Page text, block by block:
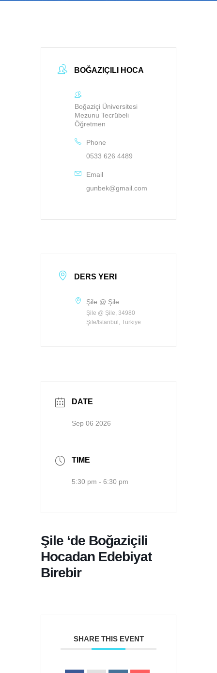
BOĞAZIÇILI HOCA
Boğaziçi Üniversitesi
Mezunu Tecrübeli
Öğretmen
Phone
0533 626 4489
Email
gunbek@gmail.com
DERS YERI
Şile @ Şile
Şile @ Şile, 34980
Şile/Istanbul, Türkiye
DATE
Sep 06 2026
TIME
5:30 pm - 6:30 pm
Şile ‘de Boğaziçili
Hocadan Edebiyat
Birebir
SHARE THIS EVENT